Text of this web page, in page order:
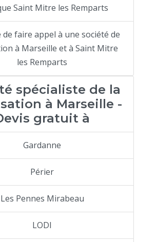
Saint Mitre les Remparts
de faire appel à une société de
à Marseille et à Saint Mitre
les Remparts
spécialiste de la
à Marseille -
gratuit à
Gardanne
Périer
Les Pennes Mirabeau
LODI